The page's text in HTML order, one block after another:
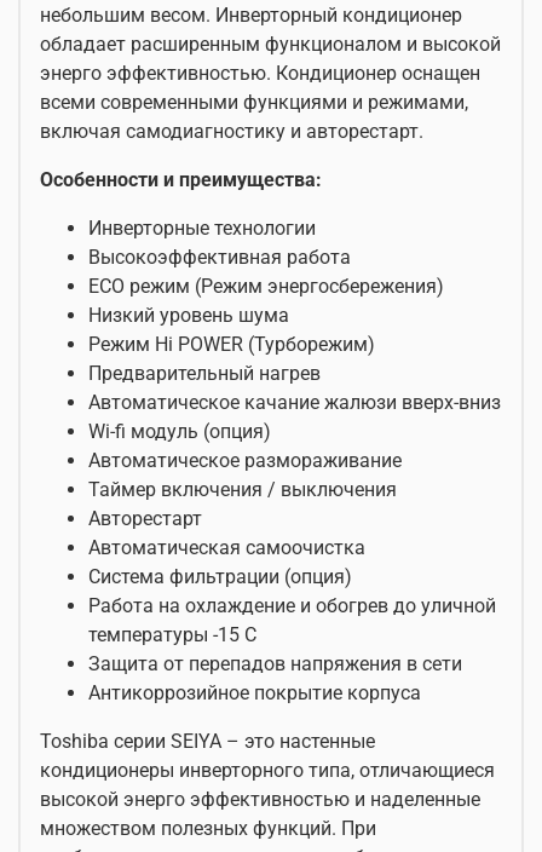
небольшим весом. Инверторный кондиционер
обладает расширенным функционалом и высокой
энерго эффективностью. Кондиционер оснащен
всеми современными функциями и режимами,
включая самодиагностику и авторестарт.
Особенности и преимущества:
Инверторные технологии
Высокоэффективная работа
ECO режим (Режим энергосбережения)
Низкий уровень шума
Режим Hi POWER (Турборежим)
Предварительный нагрев
Автоматическое качание жалюзи вверх-вниз
Wi-fi модуль (опция)
Автоматическое размораживание
Таймер включения / выключения
Авторестарт
Автоматическая самоочистка
Система фильтрации (опция)
Работа на охлаждение и обогрев до уличной
температуры -15 С
Защита от перепадов напряжения в сети
Антикоррозийное покрытие корпуса
Toshiba серии SEIYA – это настенные
кондиционеры инверторного типа, отличающиеся
высокой энерго эффективностью и наделенные
множеством полезных функций. При